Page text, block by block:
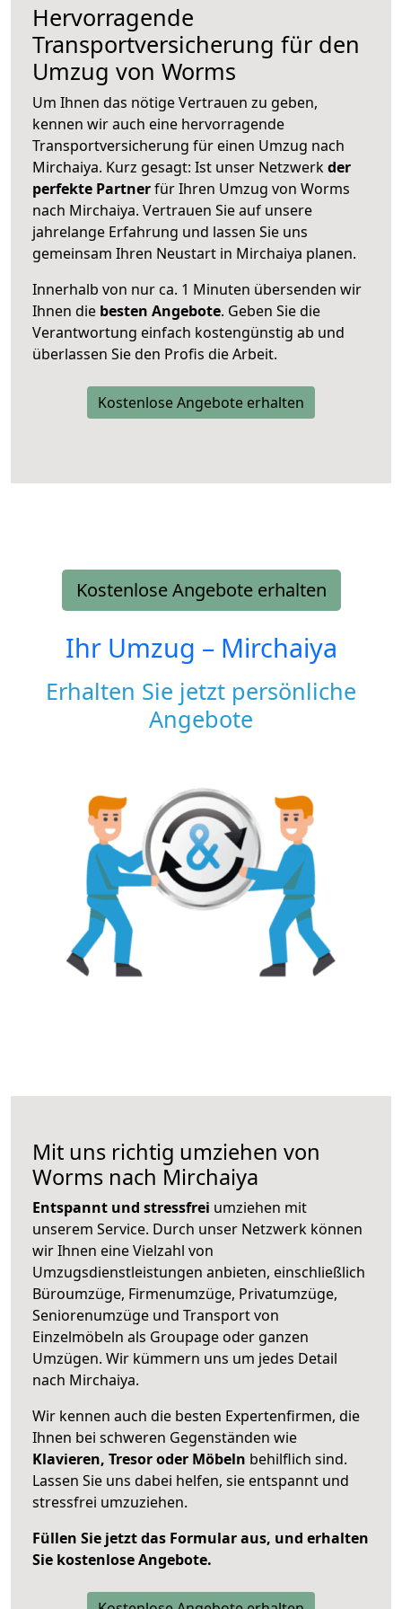
Hervorragende
Transportversicherung für den
Umzug von Worms
Um Ihnen das nötige Vertrauen zu geben,
kennen wir auch eine hervorragende
Transportversicherung für einen Umzug nach
Mirchaiya. Kurz gesagt: Ist unser Netzwerkder
perfekte Partnerfür Ihren Umzug von Worms
nach Mirchaiya. Vertrauen Sie auf unsere
jahrelange Erfahrung und lassen Sie uns
gemeinsam Ihren Neustart in Mirchaiya planen.
Innerhalb von nur ca. 1 Minuten übersenden wir
Ihnen die besten Angebote. Geben Sie die
Verantwortung einfach kostengünstig ab und
überlassen Sie den Profis die Arbeit.
Kostenlose Angebote erhalten
Kostenlose Angebote erhalten
Ihr Umzug – Mirchaiya
Erhalten Sie jetzt persönliche
Angebote
Mit uns richtig umziehen von
Worms nach Mirchaiya
Entspannt und stressfrei umziehen mit
unserem Service. Durch unser Netzwerk können
wir Ihnen eine Vielzahl von
Umzugsdienstleistungen anbieten, einschließlich
Büroumzüge, Firmenumzüge, Privatumzüge,
Seniorenumzüge und Transport von
Einzelmöbeln als Groupage oder ganzen
Umzügen. Wir kümmern uns um jedes Detail
nach Mirchaiya.
Wir kennen auch die besten Expertenfirmen, die
Ihnen bei schweren Gegenständen wie
Klavieren, Tresor oder Möbeln behilflich sind.
Lassen Sie uns dabei helfen, sie entspannt und
stressfrei umzuziehen.
Füllen Sie jetzt das Formular aus, und erhalten
Sie kostenlose Angebote.